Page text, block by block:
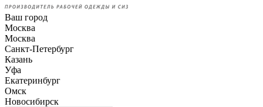
Ваш город
Москва
Москва
Санкт-Петербург
Казань
Уфа
Екатеринбург
Омск
Новосибирск